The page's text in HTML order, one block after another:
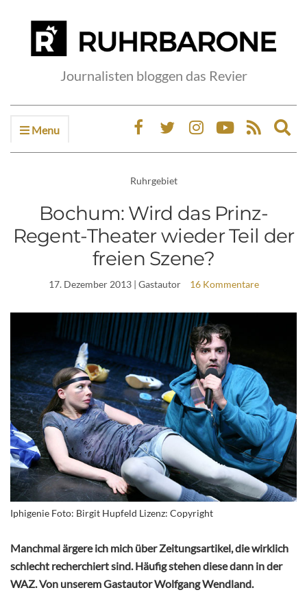
Journalisten bloggen das Revier
Menu
Ruhrgebiet
Bochum: Wird das Prinz-
Regent-Theater wieder Teil der
freien Szene?
17. Dezember 2013| Gastautor 16 Kommentare
Iphigenie Foto: Birgit Hupfeld Lizenz: Copyright
Manchmal ärgere ich mich über Zeitungsartikel, die wirklich
schlecht recherchiert sind. Häufig stehen diese dann in der
WAZ. Von unserem Gastautor Wolfgang Wendland.